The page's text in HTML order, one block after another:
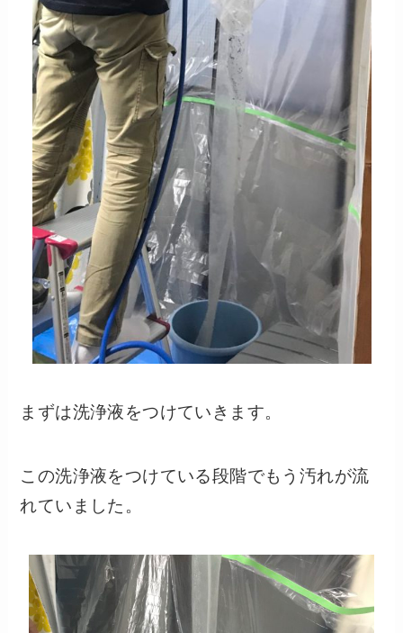
まずは洗浄液をつけていきます。
この洗浄液をつけている段階でもう汚れが流
れていました。